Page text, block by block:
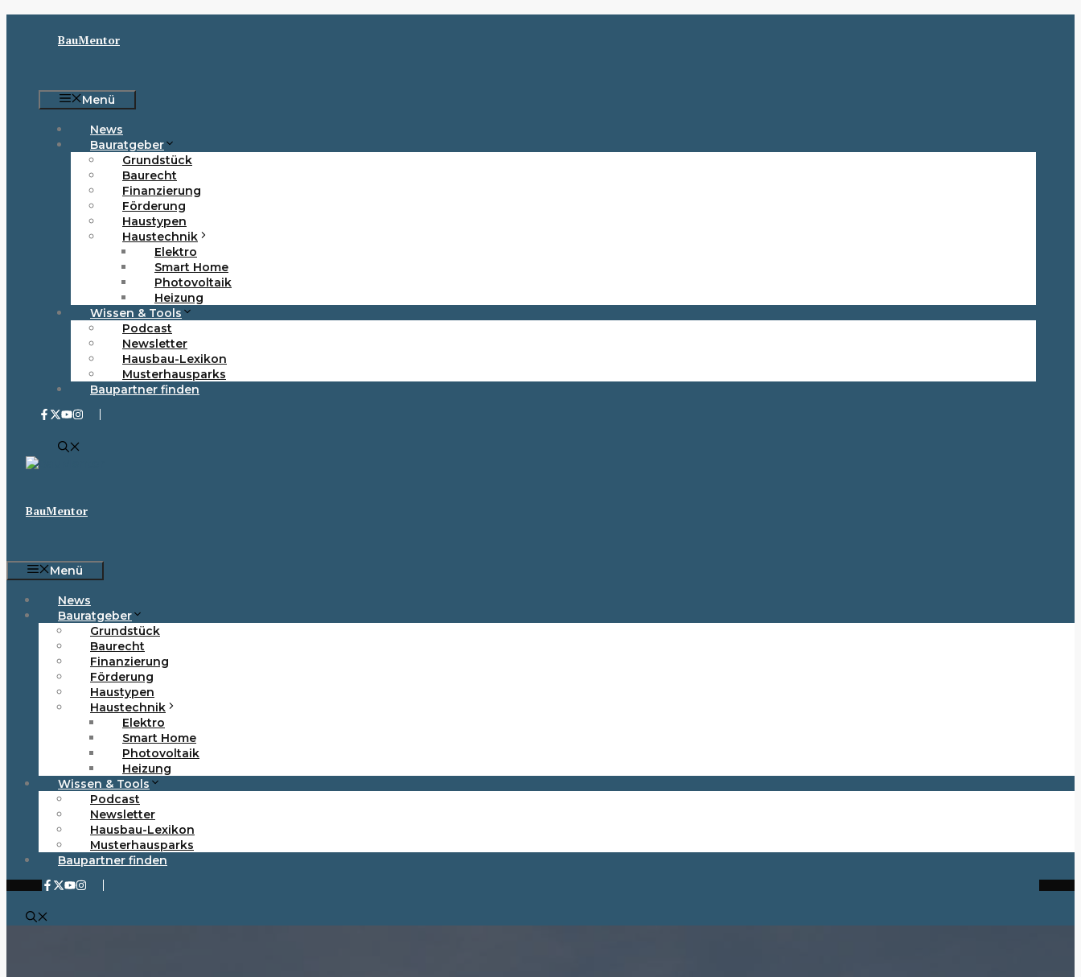
BauMentor
Menü
News
Bauratgeber
Grundstück
Baurecht
Finanzierung
Förderung
Haustypen
Haustechnik
Elektro
Smart Home
Photovoltaik
Heizung
Wissen & Tools
Podcast
Newsletter
Hausbau-Lexikon
Musterhausparks
Baupartner finden
BauMentor
Menü
News
Bauratgeber
Grundstück
Baurecht
Finanzierung
Förderung
Haustypen
Haustechnik
Elektro
Smart Home
Photovoltaik
Heizung
Wissen & Tools
Podcast
Newsletter
Hausbau-Lexikon
Musterhausparks
Baupartner finden